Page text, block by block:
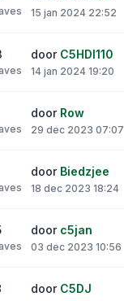
15 jan 2024 22:52
door C5HDI110
14 jan 2024 19:20
door Row
29 dec 2023 07:07
door Biedzjee
18 dec 2023 18:24
door c5jan
03 dec 2023 10:56
door C5DJ